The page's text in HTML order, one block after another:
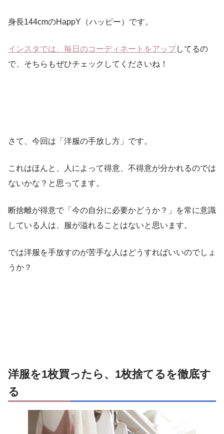
身長144cmのHappY（ハッピー）です。
インスタでは、毎日のコーディネートをアップしてるの
で、そちらもぜひチェックしてくださいね！
さて、今回は「洋服の手放し方」です。
これはほんと、人によって得意、不得意が分かれるのでは
ないかな？と思ってます。
断捨離が得意で「今の自分に必要かどうか？」を常に意識
している人は、服が溢れることはないと思います。
では洋服を手放すのが苦手な人はどうすればいいのでしょ
うか？
洋服を1枚買ったら、1枚捨てるを徹底す
る